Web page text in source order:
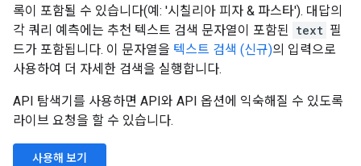
록이 포함될 수 있습니다(예: '시칠리아 피자 & 파스타'). 대답의
각 쿼리 예측에는 추천 텍스트 검색 문자열이 포함된 text 필
드가 포함됩니다. 이 문자열을 텍스트 검색 (신규)의 입력으로
사용하여 더 자세한 검색을 실행합니다.
API 탐색기를 사용하면 API와 API 옵션에 익숙해질 수 있도록
라이브 요청을 할 수 있습니다.
사용해 보기